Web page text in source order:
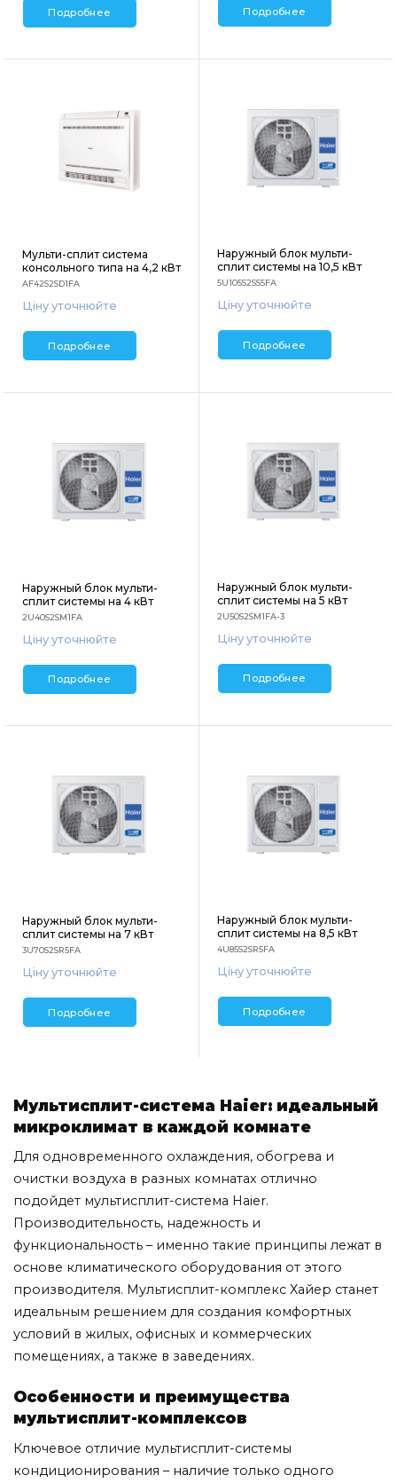
Мультисплит-система Haier: идеальный
микроклимат в каждой комнате
Для одновременного охлаждения, обогрева и
очистки воздуха в разных комнатах отлично
подойдет мультисплит-система Haier.
Производительность, надежность и
функциональность – именно такие принципы лежат в
основе климатического оборудования от этого
производителя. Мультисплит-комплекс Хайер станет
идеальным решением для создания комфортных
условий в жилых, офисных и коммерческих
помещениях, а также в заведениях.
Особенности и преимущества
мультисплит-комплексов
Ключевое отличие мультисплит-системы
кондиционирования – наличие только одного
Подробнее Подробнее
Мульти-сплит система
консольного типа на 4,2 кВт
AF42S2SD1FA
Ціну уточнюйте
Подробнее
Наружный блок мульти-
сплит системы на 10,5 кВт
5U105S2SS5FA
Ціну уточнюйте
Подробнее
Наружный блок мульти-
сплит системы на 4 кВт
2U40S2SM1FA
Ціну уточнюйте
Подробнее
Наружный блок мульти-
сплит системы на 5 кВт
2U50S2SM1FA-3
Ціну уточнюйте
Подробнее
Наружный блок мульти-
сплит системы на 7 кВт
3U70S2SR5FA
Ціну уточнюйте
Подробнее
Наружный блок мульти-
сплит системы на 8,5 кВт
4U85S2SR5FA
Ціну уточнюйте
Подробнее